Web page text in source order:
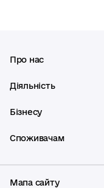
Про нас
Діяльність
Бізнесу
Споживачам
Мапа сайту